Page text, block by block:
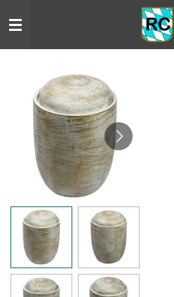
Hauptinhalt
springen